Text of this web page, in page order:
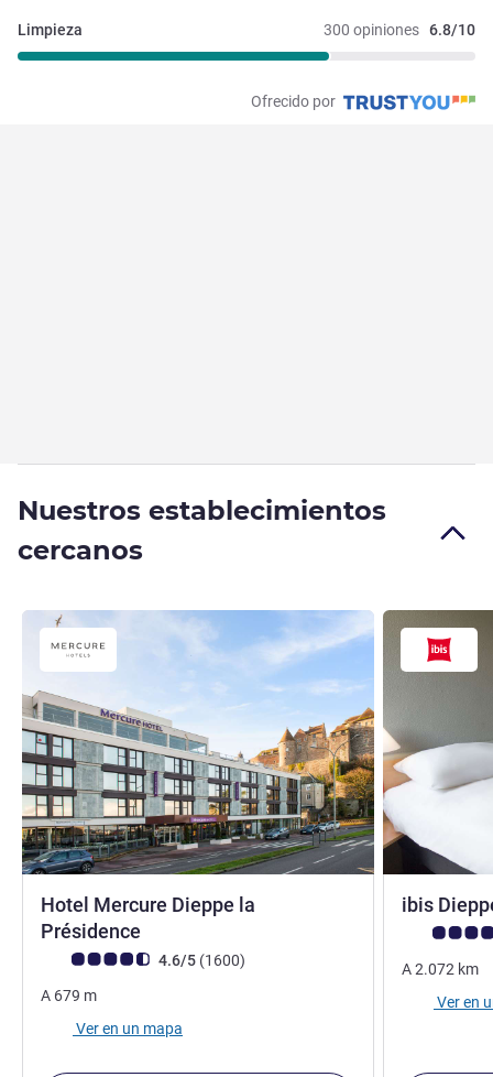
300 opiniones 6.8/10
Limpieza
Ofrecido por
Nuestros establecimientos
cercanos
Hotel Mercure Dieppe la
Présidence
Nota de clientes de Avis (Clasificación de ALL)
4.6/5 (1600opiniones
)
A 679 m
Ver en un mapa
ibis
Nota de
A2.072 km
Ver en